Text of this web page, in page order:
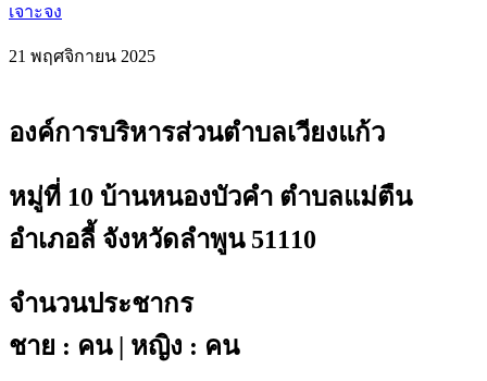
เจาะจง
21 พฤศจิกายน 2025
องค์การบริหารส่วนตำบลเวียงแก้ว
หมู่ที่ 10 บ้านหนองบัวคำ ตำบลแม่ตืน
อำเภอลี้ จังหวัดลำพูน 51110
จำนวนประชากร
ชาย : คน | หญิง : คน